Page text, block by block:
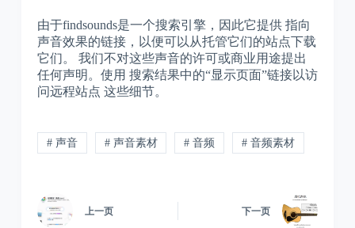
由于findsounds是一个搜索引擎，因此它提供 指向
声音效果的链接，以便可以从托管它们的站点下载
它们。 我们不对这些声音的许可或商业用途提出
任何声明。使用 搜索结果中的“显示页面”链接以访
问远程站点 这些细节。
# 声音 # 声音素材 # 音频 # 音频素材
上一页 下一页